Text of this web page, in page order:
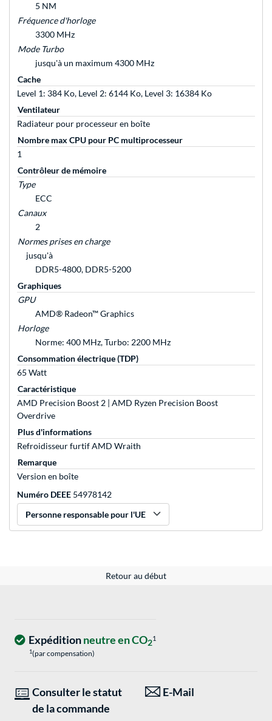
5 NM
Fréquence d'horloge
3300 MHz
Mode Turbo
jusqu'à un maximum 4300 MHz
Cache
Level 1: 384 Ko, Level 2: 6144 Ko, Level 3: 16384 Ko
Ventilateur
Radiateur pour processeur en boîte
Nombre max CPU pour PC multiprocesseur
1
Contrôleur de mémoire
Type
ECC
Canaux
2
Normes prises en charge
jusqu'à
DDR5-4800, DDR5-5200
Graphiques
GPU
AMD® Radeon™ Graphics
Horloge
Norme: 400 MHz, Turbo: 2200 MHz
Consommation électrique (TDP)
65 Watt
Caractéristique
AMD Precision Boost 2 | AMD Ryzen Precision Boost
Overdrive
Plus d'informations
Refroidisseur furtif AMD Wraith
Remarque
Version en boîte
Numéro DEEE 54978142
Personne responsable pour l'UE
Retour au début
Expéditionneutre en CO21
1(par compensation)
Consulter le statut
de la commande
E-Mail